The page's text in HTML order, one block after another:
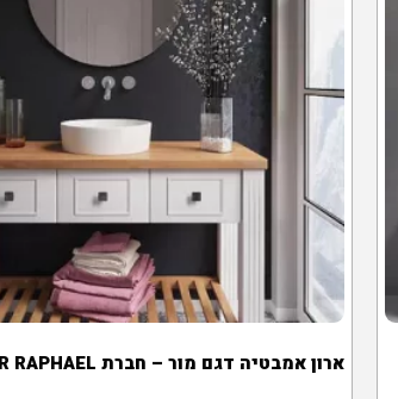
ארון אמבטיה דגם מור – חברת DOR RAPHAEL ישראל